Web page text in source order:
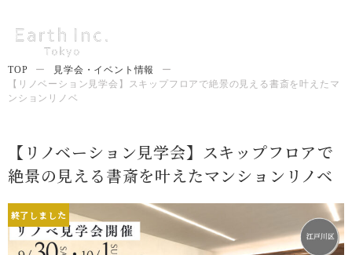
TOP ー 見学会・イベント情報
ー
【リノベーション見学会】スキップフロアで絶景の見える書斎を叶えたマ
ンションリノベ
【リノベーション見学会】スキップフロアで
絶景の見える書斎を叶えたマンションリノベ
終了しました